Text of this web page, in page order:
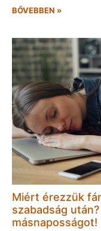
BŐVEBBEN »
Miért érezzük
szabadság
másnaposságot!